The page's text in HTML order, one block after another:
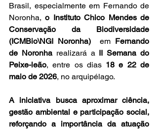
Brasil, especialmente em Fernando de
Noronha, o Instituto Chico Mendes de
Conservação da Biodiversidade
(ICMBio\NGI Noronha)
em Fernando
de Noronha realizará a II Semana do
Peixe-leão, entre os dias 18 e 22 de
maio de 2026, no arquipélago.
A iniciativa busca aproximar ciência,
gestão ambiental e participação social,
reforçando a importância da atuação